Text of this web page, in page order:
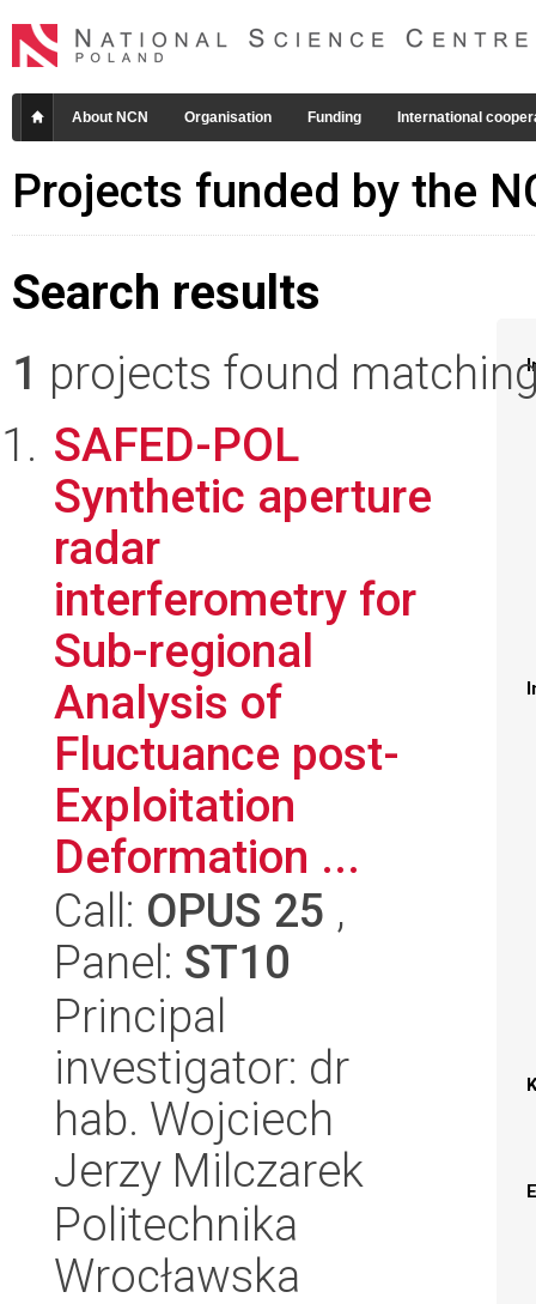
About NCN Organisation Funding International
Projects funded by the
Search results
1 projects found
SAFED-POL
Synthetic aperture
radar
interferometry for
Sub-regional
Analysis of
Fluctuance post-
Exploitation
Deformation ...
Call: OPUS 25 ,
Panel: ST10
Principal
investigator: dr
hab. Wojciech
Jerzy Milczarek
Politechnika
Wrocławska